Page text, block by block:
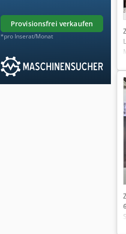
provisionsfrei verkaufen
*pro Inserat/Monat